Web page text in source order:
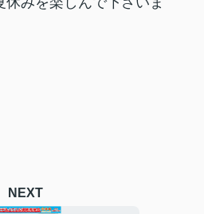
NEXT